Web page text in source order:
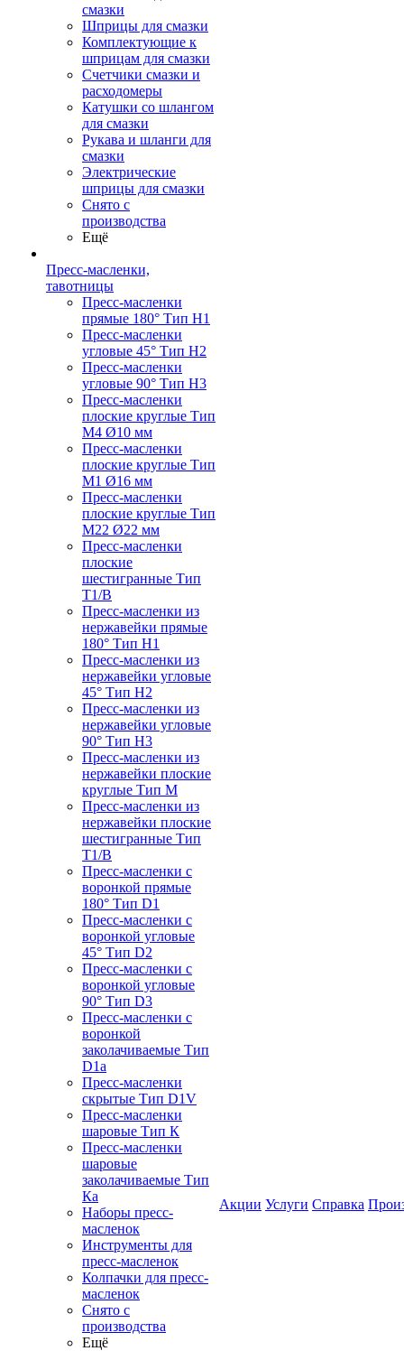
смазки
Шприцы для смазки
Комплектующие к
шприцам для смазки
Счетчики смазки и
расходомеры
Катушки со шлангом
для смазки
Рукава и шланги для
смазки
Электрические
шприцы для смазки
Снято с
производства
Ещё
Пресс-масленки,
тавотницы
Пресс-масленки
прямые 180° Тип H1
Пресс-масленки
угловые 45° Тип H2
Пресс-масленки
угловые 90° Тип H3
Пресс-масленки
плоские круглые Тип
M4 Ø10 мм
Пресс-масленки
плоские круглые Тип
M1 Ø16 мм
Пресс-масленки
плоские круглые Тип
M22 Ø22 мм
Пресс-масленки
плоские
шестигранные Тип
T1/B
Пресс-масленки из
нержавейки прямые
180° Тип H1
Пресс-масленки из
нержавейки угловые
45° Тип H2
Пресс-масленки из
нержавейки угловые
90° Тип H3
Пресс-масленки из
нержавейки плоские
круглые Тип M
Пресс-масленки из
нержавейки плоские
шестигранные Тип
T1/B
Пресс-масленки с
воронкой прямые
180° Тип D1
Пресс-масленки с
воронкой угловые
45° Тип D2
Пресс-масленки с
воронкой угловые
90° Тип D3
Пресс-масленки с
воронкой
заколачиваемые Тип
D1a
Пресс-масленки
скрытые Тип D1V
Пресс-масленки
шаровые Тип К
Пресс-масленки
шаровые
заколачиваемые Тип
Кa
Наборы пресс-
масленок
Инструменты для
пресс-масленок
Колпачки для пресс-
масленок
Снято с
производства
Ещё
Акции Услуги Справка